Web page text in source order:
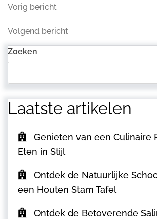
Berichtnavigatie
Vorig
Vorig bericht
Volgend
bericht
Volgend bericht
Zoeken
Laatste artikelen
Genieten van een Culinaire
Eten in Stijl
Ontdek de Natuurlijke
een Houten Stam Tafel
Ontdek de Betoverende